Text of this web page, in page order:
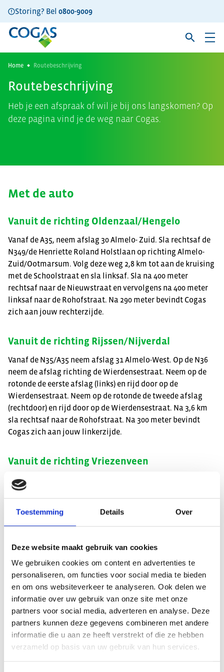
Toestemming Details Over
Deze website maakt gebruik van cookies
We gebruiken cookies om content en advertenties te
personaliseren, om functies voor social media te bieden
en om ons websiteverkeer te analyseren. Ook delen we
informatie over uw gebruik van onze site met onze
partners voor social media, adverteren en analyse. Deze
partners kunnen deze gegevens combineren met andere
informatie die u aan ze heeft verstrekt of die ze hebben
verzameld op basis van uw gebruik van hun services.
Storing? Bel 0800-9009
Home Routebeschrijving
Routebeschrijving
Heb je een afspraak of wil je bij ons langskomen? Op
deze pagina vind je de weg naar Cogas.
Met de auto
Vanuit de richting Oldenzaal/Hengelo
Vanaf de A35, neem afslag 30 Almelo- Zuid. Sla rechtsaf de
N349/de Henriette Roland Holstlaan op richting Almelo-
Zuid/Ootmarsum. Volg deze weg 2,8 km tot aan de kruising
met de Schoolstraat en sla linksaf. Sla na 400 meter
rechtsaf naar de Nieuwstraat en vervolgens na 400 meter
linksaf naar de Rohofstraat. Na 290 meter bevindt Cogas
zich aan jouw rechterzijde.
Vanuit de richting Rijssen/Nijverdal
Vanaf de N35/A35 neem afslag 31 Almelo-West. Op de N36
neem de afslag richting de Wierdensestraat. Neem op de
rotonde de eerste afslag (links) en rijd door op de
Wierdensestraat. Neem op de rotonde de tweede afslag
(rechtdoor) en rijd door op de Wierdensestraat. Na 3,6 km
sla rechtsaf naar de Rohofstraat. Na 300 meter bevindt
Cogas zich aan jouw linkerzijde.
Vanuit de richting Vriezenveen
Vanaf de N36 neem de afslag Almelo/Wierden. Neem op de
rotonde de eerste afslag (rechts) naar de Wierdensestraat.
bevindt Cogas zich aan jouw linkerzijde.
Vanuit de richting Albergen
Vanaf de N349, ga rechtdoor op de kruising met de Van
Rechteren Limpurgsingel. Volg de Sluiterveldssingel en
vervolgens de Kolthofsingel. Blijf de Kolthofsingel volgen
en ga rechtdoor over één rotonde. Houd links aan en volg
de weg in een bocht naar links. Na 1,7 km volg de weg met
een bocht naar links en vervolg uw weg over de
Aalderinksingel. Neem op de rotonde de derde afslag (links)
naar de Thorbeckelaan. Volg deze weg 600 meter tot aan de